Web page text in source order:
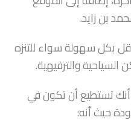
بن زايد.
بكل سهولة سواء للتنزه
السياحية والترفيهية.
تستطيع أن تكون في
حيث أنه: